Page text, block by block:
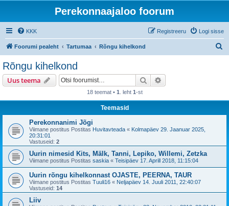
Perekonnaajaloo foorum
KKK Logi sisse
Registreeru
Foorumi pealeht Tartumaa Rõngu kihelkond
Rõngu kihelkond
Uus teema Otsi
18 teemat • 1 . leht 1-st
Teemasid
Perekonnanimi Jõgi
Viimane postitus Postitas Huvitavteada « Kolmapäev 29. Jaanuar 2025,
20:31:01
Vastuseid: 2
Uurin nimesid Kits, Mälk, Tanni, Lepiko, Willemi, Zetzka
Viimane postitus Postitas saskia « Teisipäev 17. Aprill 2018, 11:15:04
Uurin rõngu kihelkonnast OJASTE, PEERNA, TAUR
Viimane postitus Postitas Tuuli16 « Neljapäev 14. Juuli 2011, 22:40:07
Vastuseid: 14
Liiv